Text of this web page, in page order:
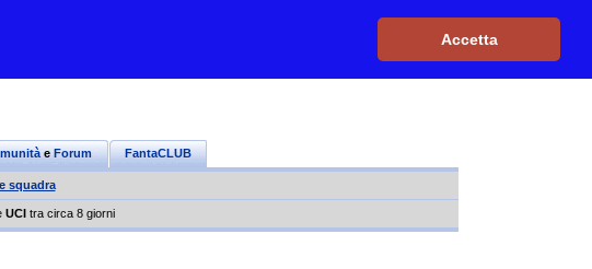
Accetta
Contattaci|Login|
e Forum FantaCLUB
squadra
UCI tra circa 8 giorni